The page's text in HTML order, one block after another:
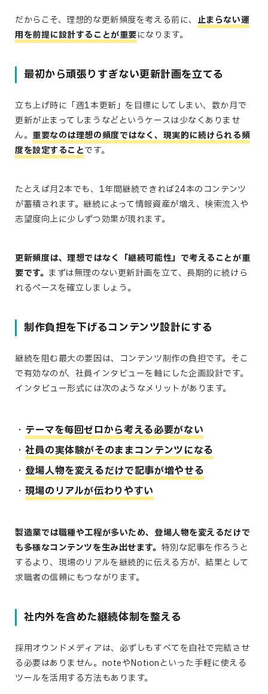
だからこそ、理想的な更新頻度を考える前に、 止まらない運
用を前提に設計することが重要になります。
最初から頑張りすぎない更新計画を立てる
立ち上げ時に「週1本更新」を目標にしてしまい、数か月で
更新が止まってしまうなどというケースは少なくありませ
ん。 重要なのは理想の頻度ではなく、 現実的に続けられる頻
度を設定することです。
たとえば月2本でも、1年間継続できれば24本のコンテンツ
が蓄積されます。継続によって情報資産が増え、検索流入や
志望度向上に少しずつ効果が現れます。
更新頻度は、理想ではなく「継続可能性」で考えることが重
要です。 まずは無理のない更新計画を立て、長期的に続けら
れるペースを確立しましょう。
制作負担を下げるコンテンツ設計にする
継続を阻む最大の要因は、コンテンツ制作の負担です。そこ
で有効なのが、社員インタビューを軸にした企画設計です。
インタビュー形式には次のようなメリットがあります。
テーマを毎回ゼロから考える必要がない
社員の実体験がそのままコンテンツになる
登場人物を変えるだけで記事が増やせる
現場のリアルが伝わりやすい
製造業では職種や工程が多いため、登場人物を変えるだけで
も多様なコンテンツを生み出せます。 特別な記事を作ろうと
するより、現場のリアルを継続的に伝える方が、結果として
求職者の信頼にもつながります。
社内外を含めた継続体制を整える
採用オウンドメディアは、必ずしもすべてを自社で完結させ
る必要はありません。noteやNotionといった手軽に使える
ツールを活用する方法もあります。